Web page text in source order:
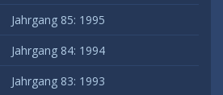
Jahrgang 85: 1995
Jahrgang 84: 1994
Jahrgang 83: 1993